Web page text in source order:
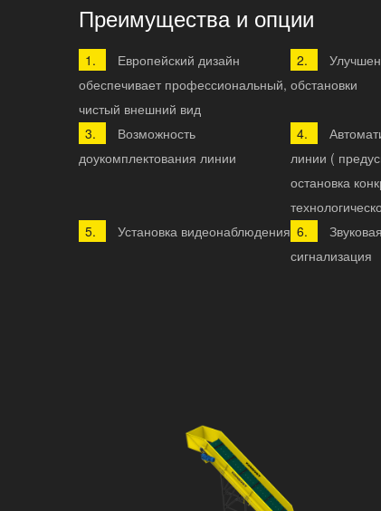
Преимущества и опции
Европейский дизайн
обеспечивает профессиональный,
чистый внешний вид
обстановки
Возможность
доукомплектования линии
линии (
остановка
Установка видеонаблюдения
сигнализация